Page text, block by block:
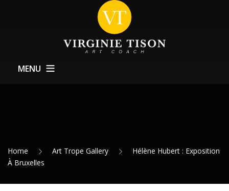
MENU
Service Expositions
Home Art Trope Gallery
Hélène Hubert : Exposition
À Bruxelles